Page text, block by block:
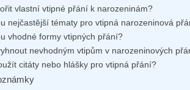
vlastní vtipné přání ​k ⁢narozeninám?
nejčastější tématy ‌pro ⁣vtipná ⁢narozeninová⁢
vhodné‍ formy‌ vtipných přání?
nevhodným ⁣vtipům v ⁣narozeninových
citáty nebo hlášky pro vtipná​ přání?